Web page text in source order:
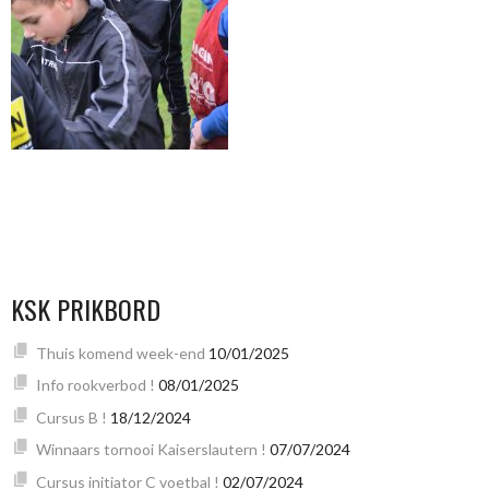
KSK PRIKBORD
Thuis komend week-end 10/01/2025
Info rookverbod ! 08/01/2025
Cursus B ! 18/12/2024
Winnaars tornooi Kaiserslautern ! 07/07/2024
Cursus initiator C voetbal ! 02/07/2024